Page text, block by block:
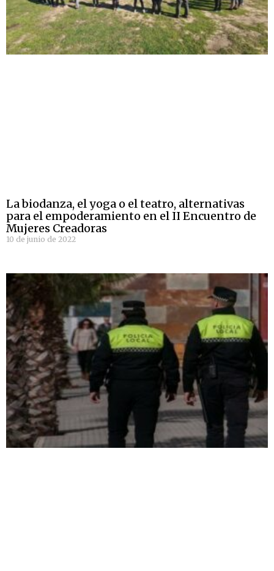
La biodanza, el yoga o el teatro, alternativas
para el empoderamiento en el II Encuentro de
Mujeres Creadoras
10 de junio de 2022